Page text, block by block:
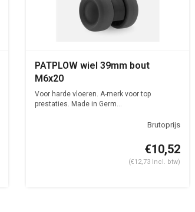
PATPLOW wiel 39mm bout
M6x20
Voor harde vloeren. A-merk voor top
prestaties. Made in Germ...
€10,52
(€12,73 Incl. btw)